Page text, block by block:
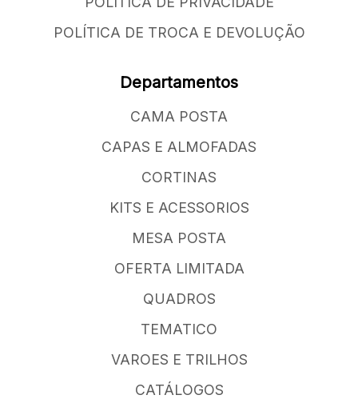
POLÍTICA DE TROCA E DEVOLUÇÃO
Departamentos
CAMA POSTA
CAPAS E ALMOFADAS
CORTINAS
KITS E ACESSORIOS
MESA POSTA
OFERTA LIMITADA
QUADROS
TEMATICO
VAROES E TRILHOS
CATÁLOGOS